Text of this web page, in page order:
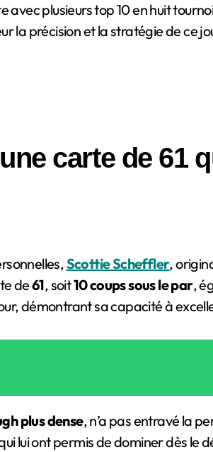
plusieurs top 10 en huit
la précision et la stratégie de ce
carte de 61
Scottie Scheffler,
de61, soit10 coups sous le par,
démontrant sa capacité à
plus dense, n’a pas entravé la
lui ont permis de dominer dès le